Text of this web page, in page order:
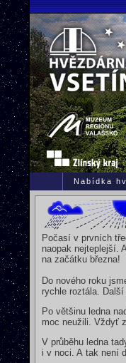
Nabídka
Počasí v prvních
naopak nejteplejší.
na začátku března!
Do nového roku
rychle roztála.
Po většinu ledna
moc neužili. Vždyť
V průběhu ledna
i v noci. A tak není